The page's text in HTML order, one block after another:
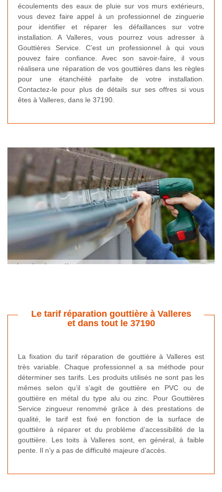
écoulements des eaux de pluie sur vos murs extérieurs,
vous devez faire appel à un professionnel de zinguerie
pour identifier et réparer les défaillances sur votre
installation. A Valleres, vous pourrez vous adresser à
Gouttières Service. C’est un professionnel à qui vous
pouvez faire confiance. Avec son savoir-faire, il vous
réalisera une réparation de vos gouttières dans les règles
pour une étanchéité parfaite de votre installation.
Contactez-le pour plus de détails sur ses offres si vous
êtes à Valleres, dans le 37190.
Le tarif réparation gouttière à Valleres
et dans tout le 37190
La fixation du tarif réparation de gouttière à Valleres est
très variable. Chaque professionnel a sa méthode pour
déterminer ses tarifs. Les produits utilisés ne sont pas les
mêmes selon qu’il s’agit de gouttière en PVC ou de
gouttière en métal du type alu ou zinc. Pour Gouttières
Service zingueur renommé grâce à des prestations de
qualité, le tarif est fixé en fonction de la surface de
gouttière à réparer et du problème d’accessibilité de la
gouttière. Les toits à Valleres sont, en général, à faible
pente. Il n’y a pas de difficulté majeure d’accès.